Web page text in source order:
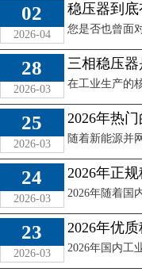
02
2026-04
稳压器到
28
2026-03
25
2026-03
24
2026-03
23
2026-03
进口设备对电压要
怎么办
查看详情
工厂末端电压低怎么